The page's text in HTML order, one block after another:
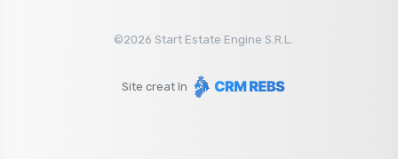
©2026 Start Estate Engine S.R.L.
Site creat în